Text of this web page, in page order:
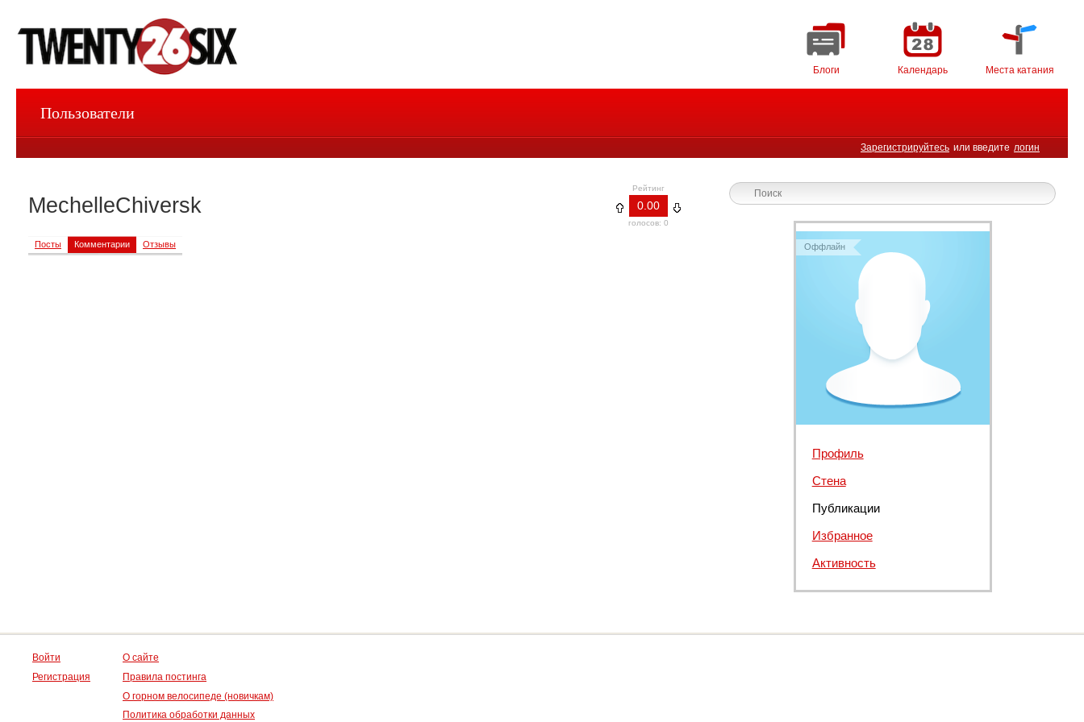
Блоги Календарь Места катания
Зарегистрируйтесь или введите логин
Пользователи
Рейтинг
0.00
голосов: 0
MechelleChiversk
Посты Комментарии Отзывы Оффлайн
Профиль
Стена
Публикации
Избранное
Активность
Войти
Регистрация
О сайте
Правила постинга
О горном велосипеде (новичкам)
Политика обработки данных